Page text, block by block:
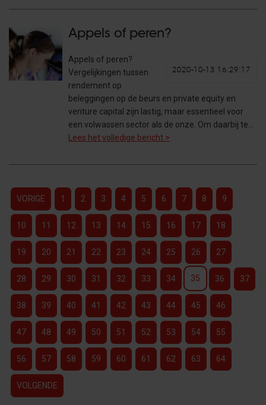
Appels of peren?
2020-10-13 16:29:17
Appels of peren?
Vergelijkingen tussen
rendement op
beleggingen op de beurs en private equity en
venture capital zijn lastig, maar essentieel voor
een volwassen sector als de onze. Om daarbij te…
Lees het volledige bericht >
VORIGE 1 2 3 4 5 6 7 8 9
10 11 12 13 14 15 16 17 18
19 20 21 22 23 24 25 26 27
28 29 30 31 32 33 34 35 36 37
38 39 40 41 42 43 44 45 46
47 48 49 50 51 52 53 54 55
56 57 58 59 60 61 62 63 64
VOLGENDE